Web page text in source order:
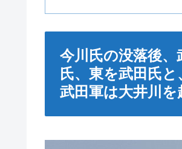
今川氏の没落後、
氏、東を武田氏
武田軍は大井川